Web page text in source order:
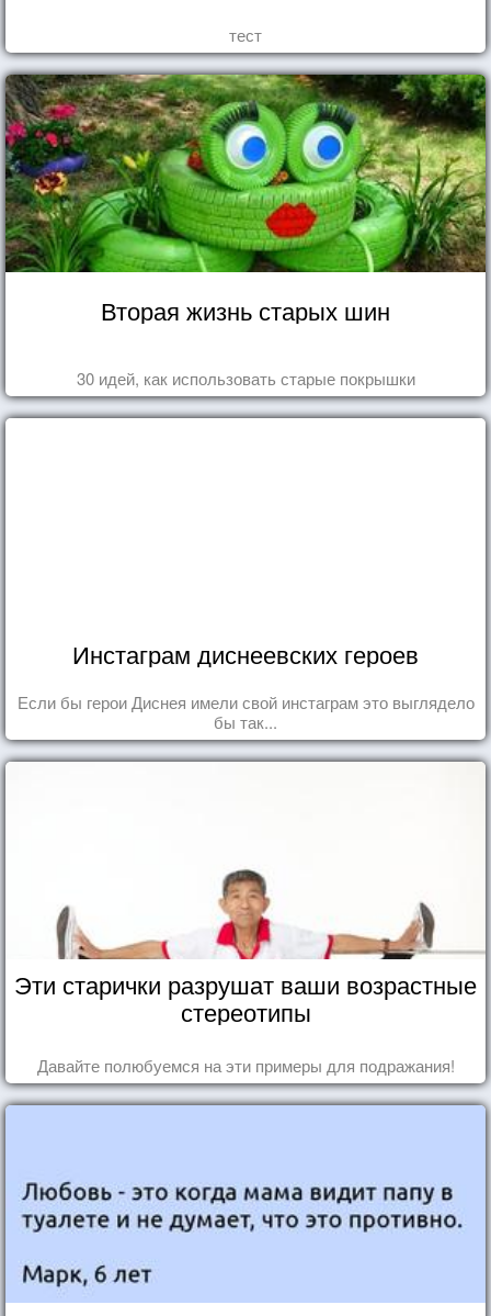
тест
Вторая жизнь старых шин
30 идей, как использовать старые покрышки
Инстаграм диснеевских героев
Если бы герои Диснея имели свой инстаграм это выглядело
бы так...
Эти старички разрушат ваши возрастные
стереотипы
Давайте полюбуемся на эти примеры для подражания!